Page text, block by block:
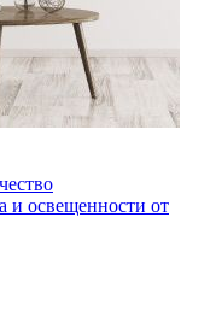
и освещенности от